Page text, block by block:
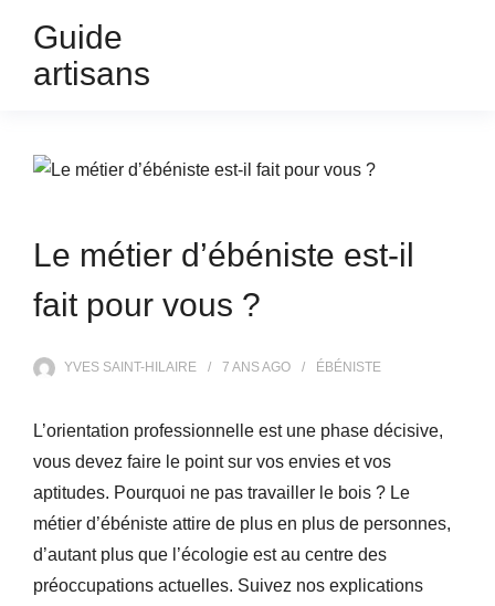
Guide
artisans
Le métier d’ébéniste est-il
fait pour vous ?
YVES SAINT-HILAIRE 7 ANSAGO ÉBÉNISTE
L’orientation professionnelle est une phase décisive,
vous devez faire le point sur vos envies et vos
aptitudes. Pourquoi ne pas travailler le bois ? Le
métier d’ébéniste attire de plus en plus de personnes,
d’autant plus que l’écologie est au centre des
préoccupations actuelles. Suivez nos explications